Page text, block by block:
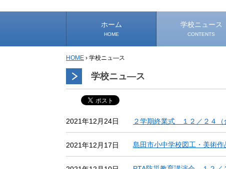
ホーム
HOME
学校ニュース
CONTENTS
HOME › 学校ニュ―ス
学校ニュ―ス
2021年12月24日 ２学期終業式 １２／２４（
2021年12月17日 島田市小中学校図工・美術